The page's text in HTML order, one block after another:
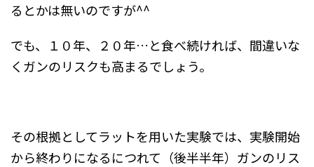
るとかは無いのですが^^
でも、１０年、２０年…と食べ続ければ、間違いな
くガンのリスクも高まるでしょう。
その根拠としてラットを用いた実験では、実験開始
から終わりになるにつれて（後半半年）ガンのリス